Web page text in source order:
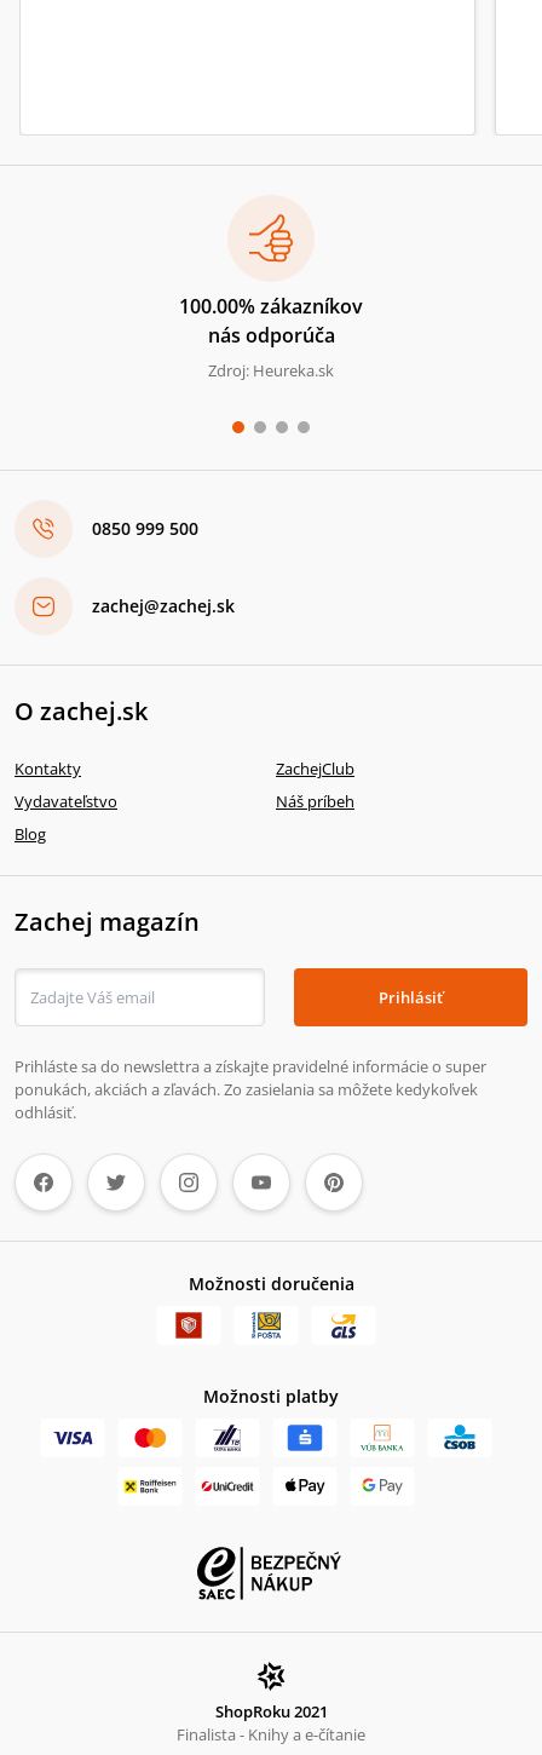
100.00% zákazníkov
nás odporúča
Zdroj: Heureka.sk
0850 999 500
zachej@zachej.sk
O zachej.sk
Kontakty
ZachejClub
Vydavateľstvo
Náš príbeh
Blog
Zachej magazín
Prihlásiť
Prihláste sa do newslettra a získajte pravidelné informácie o super
ponukách, akciách a zľavách. Zo zasielania sa môžete kedykoľvek
odhlásiť.
Možnosti doručenia
Možnosti platby
ShopRoku 2021
Finalista - Knihy a e-čítanie